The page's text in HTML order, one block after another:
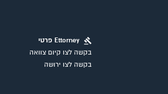
Ettorney פרטי
בקשה לצו קיום צוואה
בקשה לצו ירושה